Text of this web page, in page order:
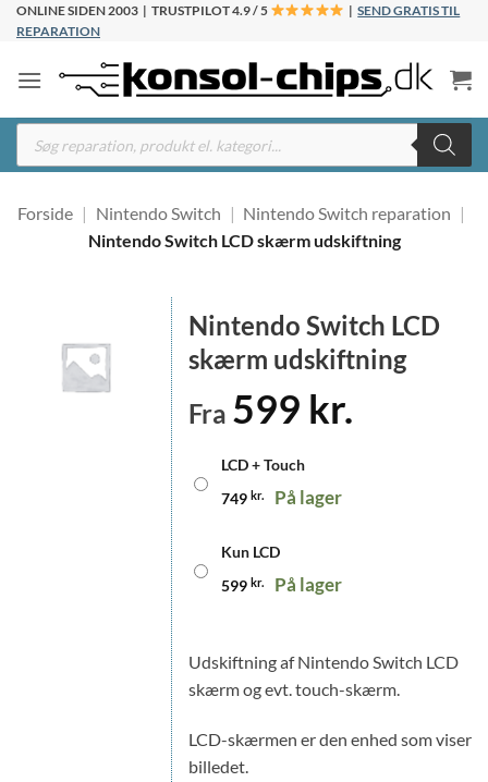
Fortsæt
ONLINE SIDEN 2003 | TRUSTPILOT 4.9 / 5 |SEND GRATIS TIL
REPARATION
Products
search
Forside | Nintendo Switch | Nintendo Switch reparation |
Nintendo Switch LCD skærm udskiftning
Nintendo Switch LCD
skærm udskiftning
Fra 599 kr.
LCD + Touch
749 kr. På lager
Kun LCD
599 kr. På lager
Udskiftning af Nintendo Switch LCD
skærm og evt. touch-skærm.
LCD-skærmen er den enhed som viser
billedet.